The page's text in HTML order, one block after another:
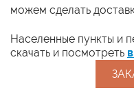
можем сделать
Населенные пункты и
скачать и посмотреть